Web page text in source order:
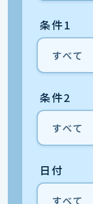
条件1
条件2
日付